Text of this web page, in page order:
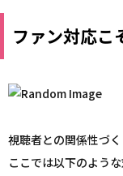
ファン対応こ
視聴者との関係性づ
ここでは以下のよう